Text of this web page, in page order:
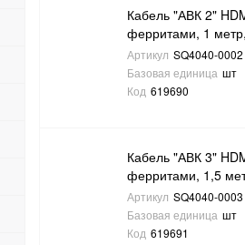
Кабель "АВК 2"
ферритами, 1
Артикул SQ4040-0002
Базовая единица шт
Код 619690
Кабель "АВК 3"
ферритами, 1,5
Артикул SQ4040-0003
Базовая единица шт
Код 619691